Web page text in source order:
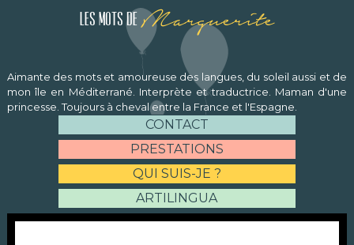
Les mots de Marguerite
Aimante des mots et amoureuse des langues, du soleil aussi et de
mon île en Méditerrané. Interprète et traductrice. Maman d'une
princesse. Toujours à cheval entre la France et l'Espagne.
CONTACT
PRESTATIONS
QUI SUIS-JE ?
ARTILINGUA